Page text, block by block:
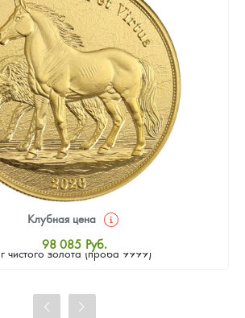
чистого золота (проба 9999)
Клубная цена
98 085 Руб.
Стандартная цена
Цена выкупа